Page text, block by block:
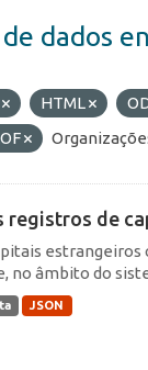
dados
HTML
registros de
estrangeiros
no âmbito do
JSON